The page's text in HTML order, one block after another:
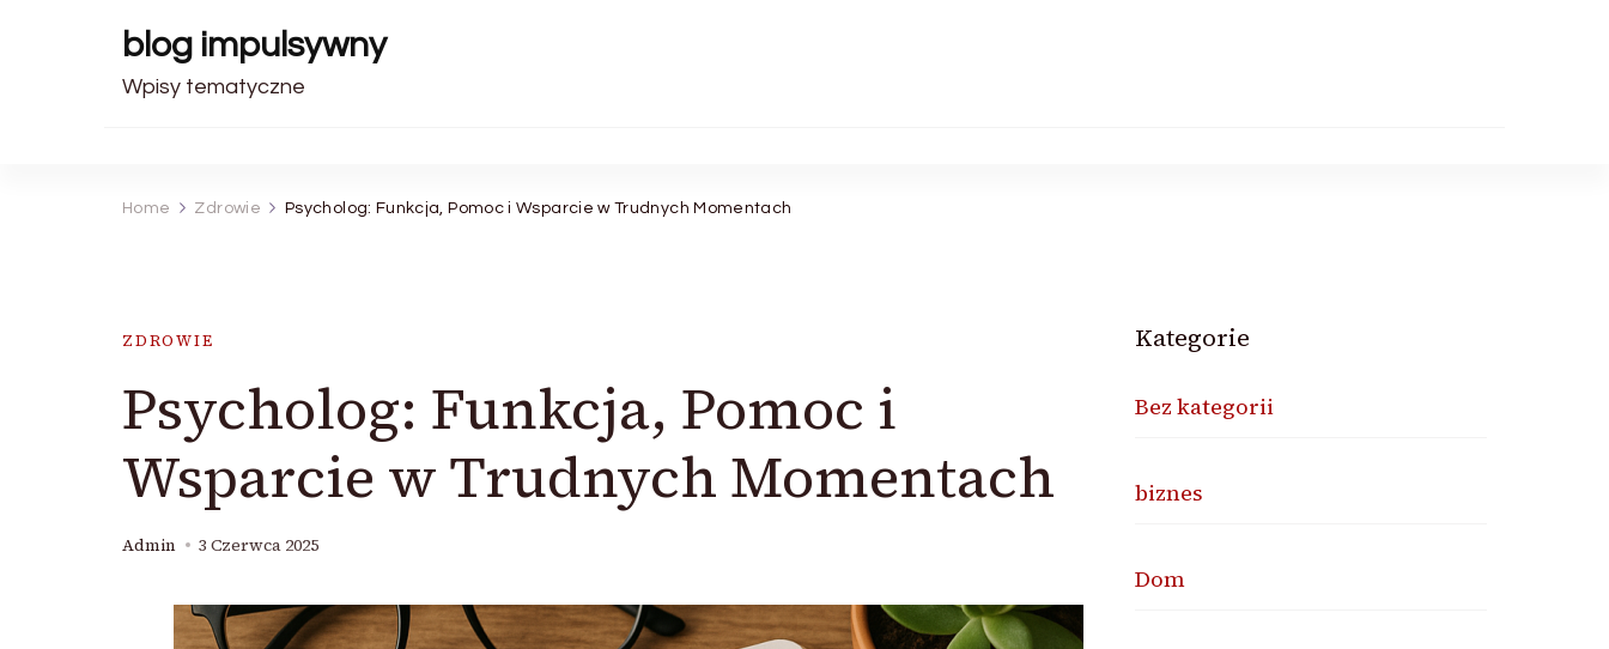
blog impulsywny
Wpisy tematyczne
Home Zdrowie Psycholog: Funkcja, Pomoc i Wsparcie w Trudnych Momentach
ZDROWIE
Psycholog: Funkcja, Pomoc i
Wsparcie w Trudnych Momentach
Admin 3 Czerwca 2025
Kategorie
Bez kategorii
biznes
Dom